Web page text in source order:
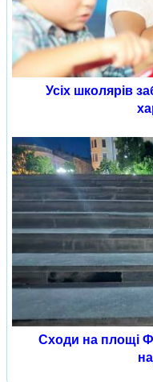
Усіх школярів
Сходи на площі